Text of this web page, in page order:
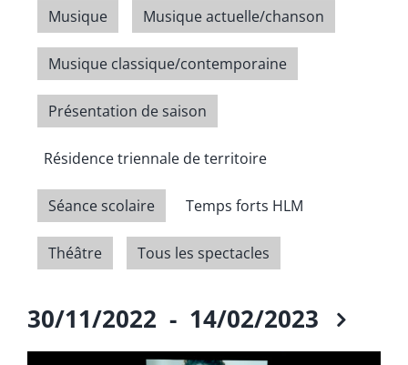
Musique Musique actuelle/chanson
Musique classique/contemporaine
Présentation de saison
Résidence triennale de territoire
Séance scolaire Temps forts HLM
Théâtre Tous les spectacles
30/11/2022 - 14/02/2023
Select